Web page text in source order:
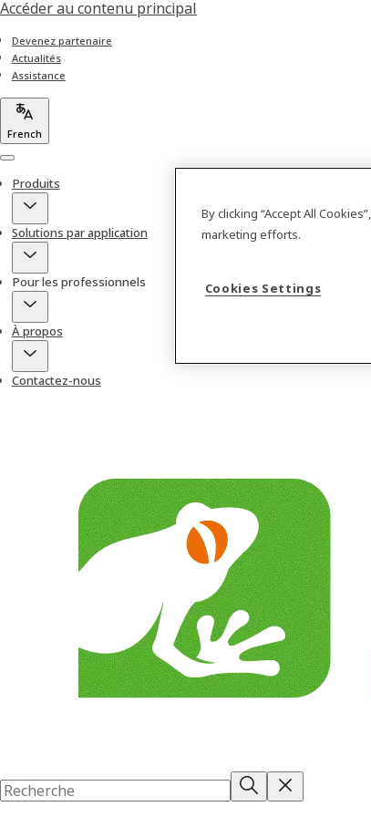
Accéder au contenu principal
Devenez partenaire
Actualités
Assistance
French
Menu
Produits
Solutions par application
Pour les professionnels
À propos
Contactez-nous
By clicking “Accept All
marketing efforts.
Cookies Settings